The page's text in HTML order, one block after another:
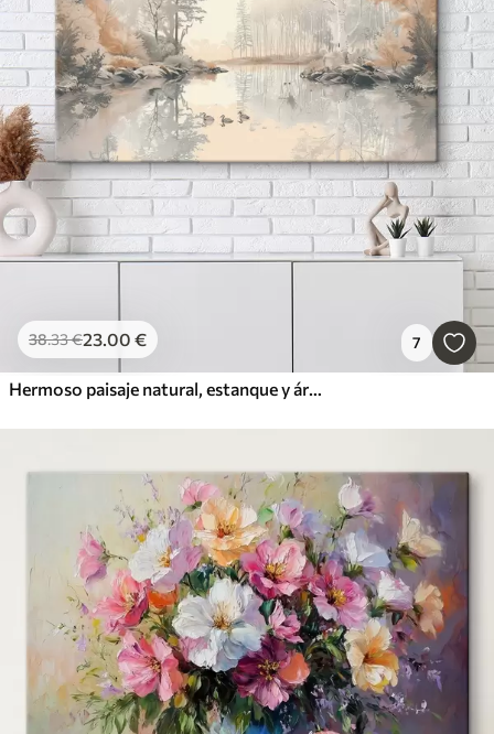
38.33€23.00 € 7
Hermoso paisaje natural, estanque y árboles, vida silvestre, suaves colores pastel